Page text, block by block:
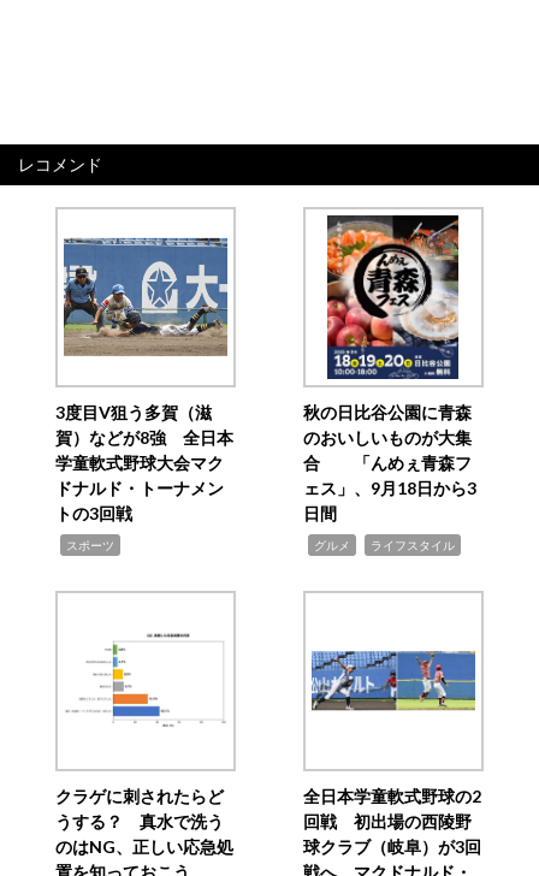
レコメンド
3度目V狙う多賀（滋
賀）などが8強 全日本
学童軟式野球大会マク
ドナルド・トーナメン
トの3回戦
スポーツ
秋の日比谷公園に青森
のおいしいものが大集
合 「んめぇ青森フ
ェス」、9月18日から3
日間
グルメ ライフスタイル
クラゲに刺されたらど
うする？ 真水で洗う
のはNG、正しい応急処
置を知っておこう
全日本学童軟式野球の2
回戦 初出場の西陵野
球クラブ（岐阜）が3回
戦へ マクドナルド・